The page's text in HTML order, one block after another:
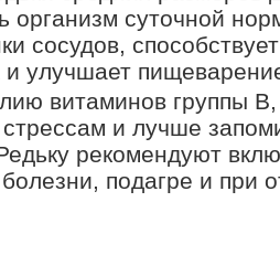
организм суточной
сосудов,
и улучшает
витаминов группы
стрессам и лучше
рекомендуют
подагре и при